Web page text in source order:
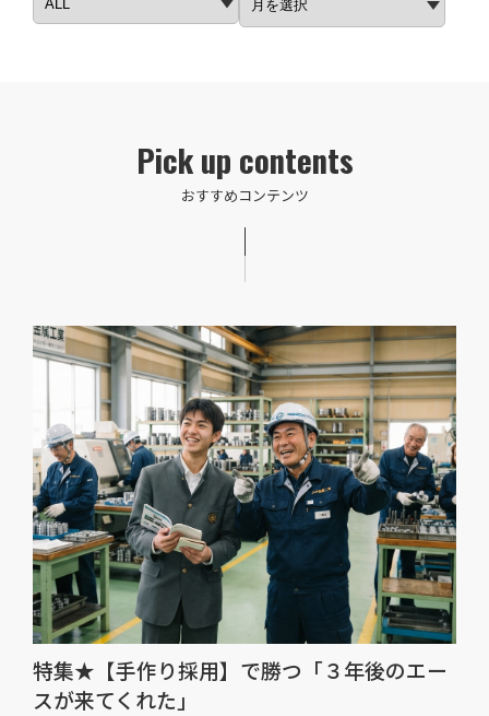
Pick up contents
おすすめコンテンツ
特集★【手作り採用】で勝つ「３年後のエー
スが来てくれた」